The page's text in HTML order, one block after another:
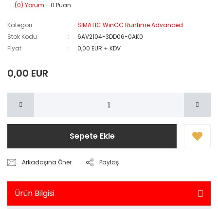
(0) Yorum - 0 Puan
Kategori
SIMATIC WinCC Runtime Advanced
Stok Kodu
6AV2104-3DD06-0AK0
Fiyat
0,00 EUR + KDV
0,00 EUR
Sepete Ekle
Arkadaşına Öner Paylaş
Ürün Bilgisi